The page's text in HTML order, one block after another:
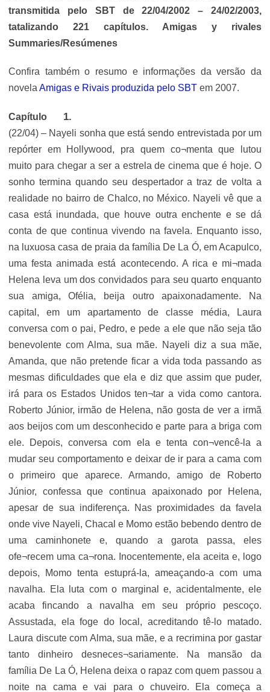
transmitida pelo SBT de 22/04/2002 – 24/02/2003,
tatalizando 221 capítulos. Amigas y rivales
Summaries/Resúmenes
Confira também o resumo e informações da versão da
novela Amigas e Rivais produzida pelo SBT em 2007.
Capítulo
(22/04) – Nayeli sonha que está sendo entrevistada por um
repórter em Hollywood, pra quem co¬menta que lutou
muito para chegar a ser a estrela de cinema que é hoje. O
sonho termina quando seu despertador a traz de volta a
realidade no bairro de Chalco, no México. Nayeli vê que a
casa está inundada, que houve outra enchente e se dá
conta de que continua vivendo na favela. Enquanto isso,
na luxuosa casa de praia da família De La Ó, em Acapulco,
uma festa animada está acontecendo. A rica e mi¬mada
Helena leva um dos convidados para seu quarto enquanto
sua amiga, Ofélia, beija outro apaixonadamente. Na
capital, em um apartamento de classe média, Laura
conversa com o pai, Pedro, e pede a ele que não seja tão
benevolente com Alma, sua mãe. Nayeli diz a sua mãe,
Amanda, que não pretende ficar a vida toda passando as
mesmas dificuldades que ela e diz que assim que puder,
irá para os Estados Unidos ten¬tar a vida como cantora.
Roberto Júnior, irmão de Helena, não gosta de ver a irmã
aos beijos com um desconhecido e parte para a briga com
ele. Depois, conversa com ela e tenta con¬vencê-la a
mudar seu comportamento e deixar de ir para a cama com
o primeiro que aparece. Armando, amigo de Roberto
Júnior, confessa que continua apaixonado por Helena,
apesar de sua indiferença. Nas proximidades da favela
onde vive Nayeli, Chacal e Momo estão bebendo dentro de
uma caminhonete e, quando a garota passa, eles
ofe¬recem uma ca¬rona. Inocentemente, ela aceita e, logo
depois, Momo tenta estuprá-la, ameaçando-a com uma
navalha. Ela luta com o marginal e, acidentalmente, ele
acaba fincando a navalha em seu próprio pescoço.
Assustada, ela foge do local, acreditando tê-lo matado.
Laura discute com Alma, sua mãe, e a recrimina por gastar
tanto dinheiro desneces¬sariamente. Na mansão da
família De La Ó, Helena deixa o rapaz com quem passou a
noite na cama e vai para o chuveiro. Ela começa a